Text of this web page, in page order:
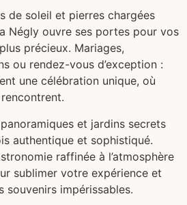
de soleil et pierres chargées
Négly ouvre ses portes pour vos
précieux. Mariages,
ou rendez-vous d’exception :
une célébration unique, où
et jardins secrets
authentique et sophistiqué.
raffinée à l’atmosphère
sublimer votre expérience et
souvenirs impérissables.